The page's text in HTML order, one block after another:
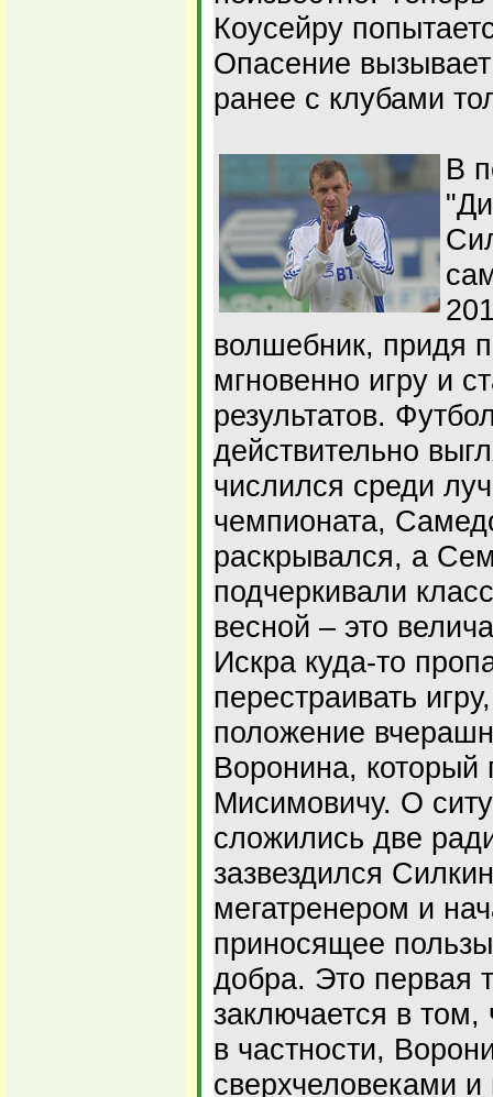
Коусейру
Опасение
ранее с клубами
В
волшебник, придя
мгновенно игру и
результатов.
действительно
числился среди
чемпионата,
раскрывался, а
подчеркивали
весной – это
Искра куда-то
перестраивать
положение
Воронина, который
Мисимовичу. О
сложились две
зазвездился
мегатренером и
приносящее
добра. Это первая
заключается в
в частности,
сверхчеловеками